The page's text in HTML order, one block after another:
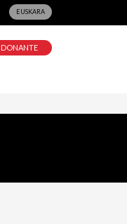
EUSKARA
DONANTE